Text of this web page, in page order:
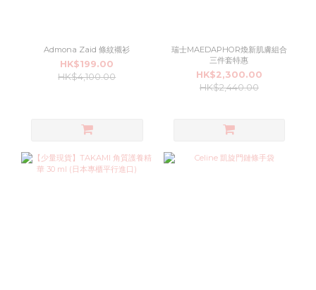
Admona Zaid 條紋襯衫
HK$199.00
HK$4,100.00
瑞士MAEDAPHOR煥新肌膚組合
三件套特惠
HK$2,300.00
HK$2,440.00